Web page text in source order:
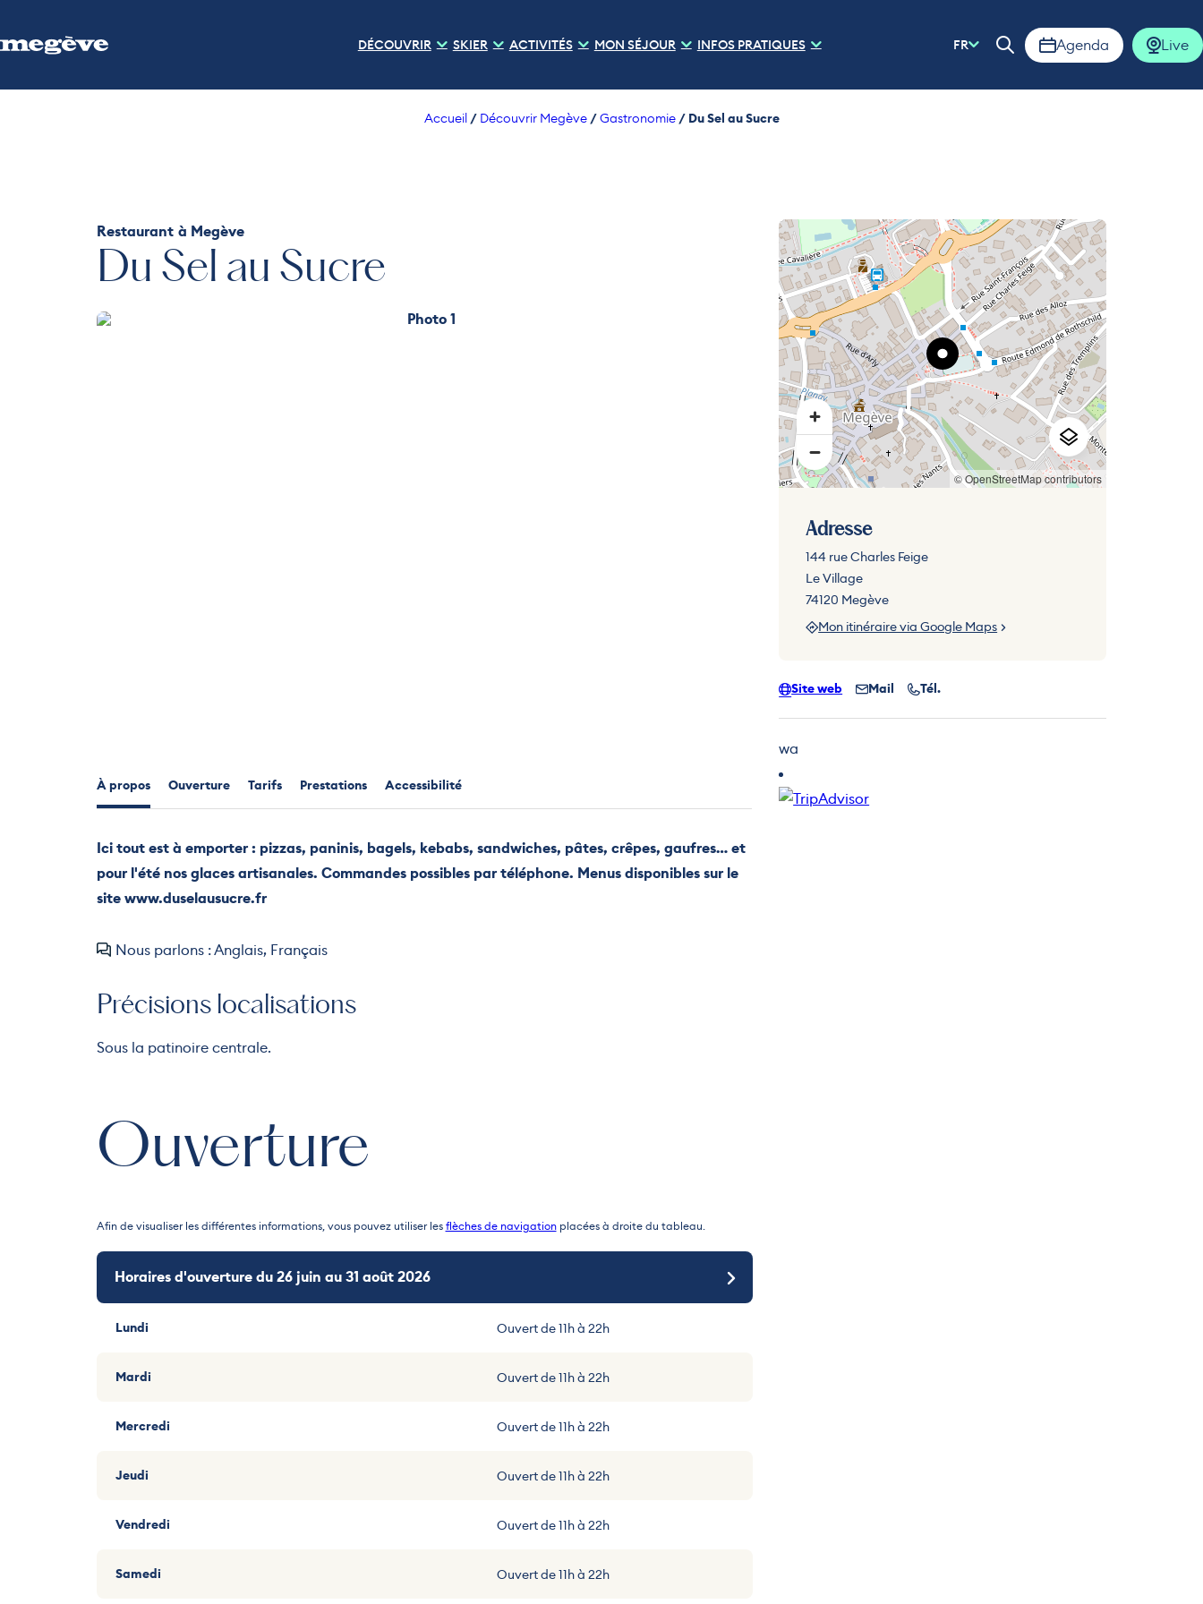
DÉCOUVRIR SKIER ACTIVITÉS MON SÉJOUR INFOS PRATIQUES FR
Ouvrir la barre de
Agenda Live
Accueil / Découvrir Megève /Gastronomie / Du Sel au Sucre
Restaurant à Megève
Du Sel au Sucre
Photo 1
À propos Ouverture Tarifs Prestations Accessibilité
Ici tout est à emporter : pizzas, paninis, bagels, kebabs, sandwiches, pâtes, crêpes, gaufres… et
pour l'été nos glaces artisanales. Commandes possibles par téléphone. Menus disponibles sur le
site www.duselausucre.fr
Nous parlons : Anglais, Français
Précisions localisations
Sous la patinoire centrale.
Ouverture
Afin de visualiser les différentes informations, vous pouvez utiliser les flèches de navigationplacées à droite du tableau.
Horaires d'ouverture du 26 juin au 31 août 2026
Lundi Ouvert de 11h à 22h
Mardi Ouvert de 11h à 22h
Mercredi Ouvert de 11h à 22h
Jeudi Ouvert de 11h à 22h
Vendredi Ouvert de 11h à 22h
Samedi Ouvert de 11h à 22h
Horaires d'ouverture du 18 décembre 2026 au 29 mars 2027
Lundi Ouvert de 11h à 22h
Mardi Ouvert de 11h à 22h
Mercredi Ouvert de 11h à 22h
Jeudi Ouvert de 11h à 22h
Vendredi Ouvert de 11h à 22h
Samedi Ouvert de 11h à 22h
© OpenStreetMap contributors
Adresse
144 rue Charles Feige
Le Village
74120 Megève
Mon itinéraire via Google Maps
Site web Mail Tél.
wa